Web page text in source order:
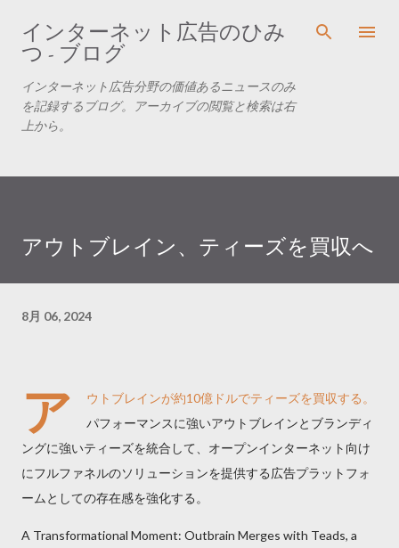
スキップしてメイン コンテンツに移動
インターネット広告のひみ
つ - ブログ
インターネット広告分野の価値あるニュースのみ
を記録するブログ。アーカイブの閲覧と検索は右
上から。
アウトブレイン、ティーズを買収へ
8月 06, 2024
ア
ウトブレインが約10億ドルでティーズを買収する。
パフォーマンスに強いアウトブレインとブランディ
ングに強いティーズを統合して、オープンインターネット向け
にフルファネルのソリューションを提供する広告プラットフォ
ームとしての存在感を強化する。
A Transformational Moment: Outbrain Merges with Teads, a